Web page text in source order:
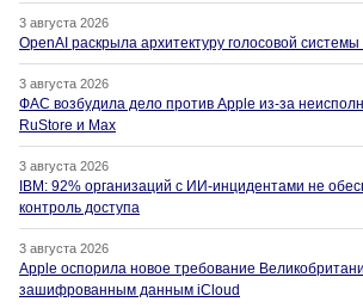
3 августа 2026
OpenAI раскрыла архитектуру голосовой системы
3 августа 2026
ФАС возбудила дело против Apple из-за
RuStore и Max
3 августа 2026
IBM: 92% организаций с ИИ-инцидентами не
контроль доступа
3 августа 2026
Apple оспорила новое требование
зашифрованным данным iCloud